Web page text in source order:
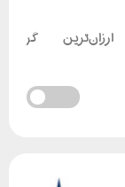
ارزان‌ترین